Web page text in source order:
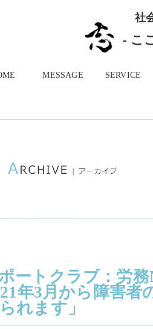
社
- こ
MESSAGE SERVICE
ートクラブ：労務
年3月から障害者
れます」